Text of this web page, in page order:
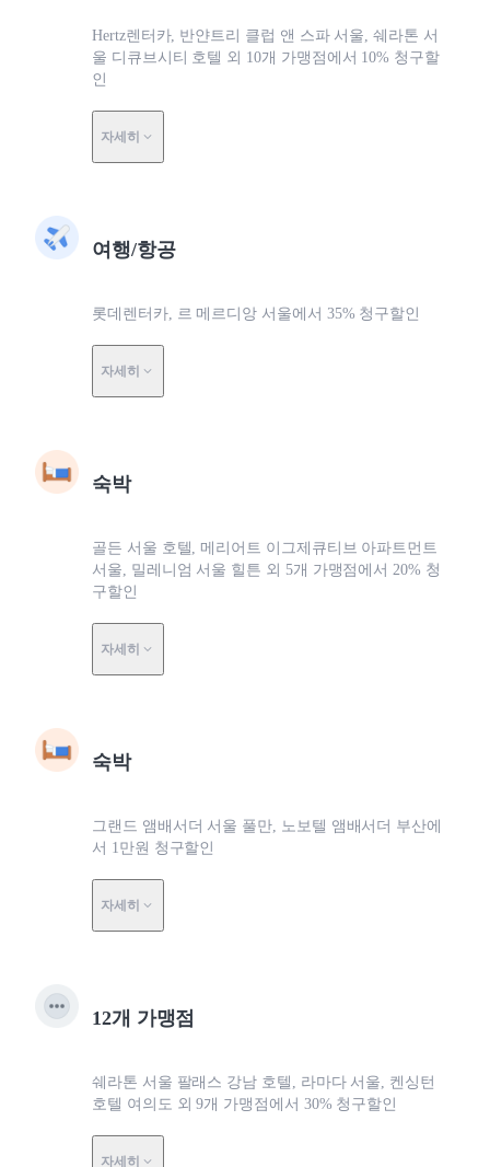
Hertz렌터카, 반얀트리 클럽 앤 스파 서울, 쉐라톤 서
울 디큐브시티 호텔 외 10개 가맹점에서 10% 청구할
인
자세히
여행/항공
롯데렌터카, 르 메르디앙 서울에서 35% 청구할인
자세히
숙박
골든 서울 호텔, 메리어트 이그제큐티브 아파트먼트
서울, 밀레니엄 서울 힐튼 외 5개 가맹점에서 20% 청
구할인
자세히
숙박
그랜드 앰배서더 서울 풀만, 노보텔 앰배서더 부산에
서 1만원 청구할인
자세히
12개 가맹점
쉐라톤 서울 팔래스 강남 호텔, 라마다 서울, 켄싱턴
호텔 여의도 외 9개 가맹점에서 30% 청구할인
자세히